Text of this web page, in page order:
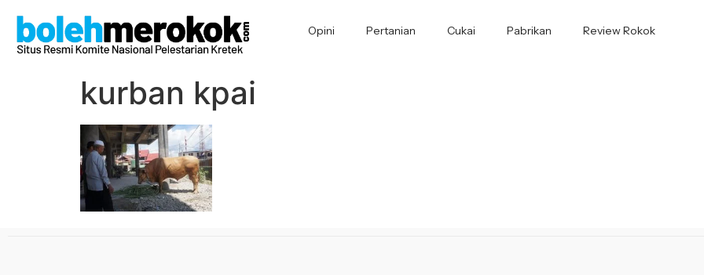
Opini Pertanian Cukai Pabrikan Review Rokok
kurban kpai